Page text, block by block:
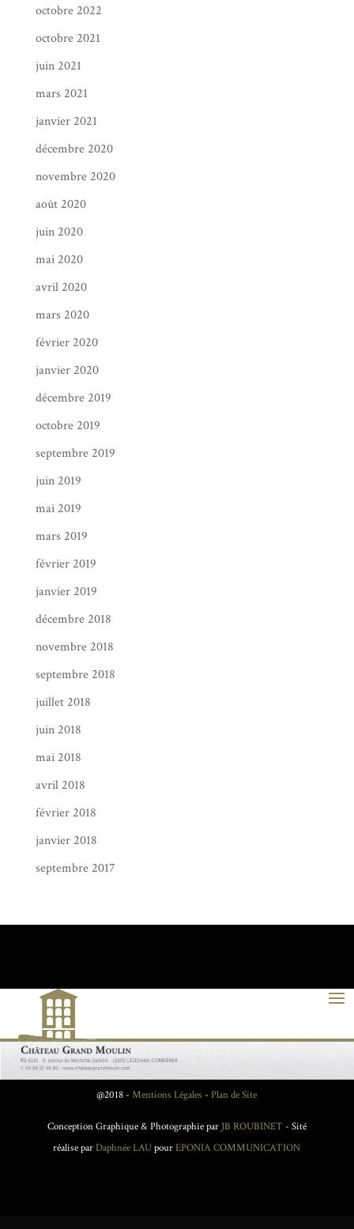
octobre 2022
octobre 2021
juin 2021
mars 2021
janvier 2021
décembre 2020
novembre 2020
août 2020
juin 2020
mai 2020
avril 2020
mars 2020
février 2020
janvier 2020
décembre 2019
octobre 2019
septembre 2019
juin 2019
mai 2019
mars 2019
février 2019
janvier 2019
décembre 2018
novembre 2018
septembre 2018
juillet 2018
juin 2018
mai 2018
avril 2018
février 2018
janvier 2018
septembre 2017
@2018 - Mentions Légales - Plan de Site
Conception Graphique & Photographie par JB ROUBINET - Sité
réalise parDaphnée LAUpourEPONIA COMMUNICATION